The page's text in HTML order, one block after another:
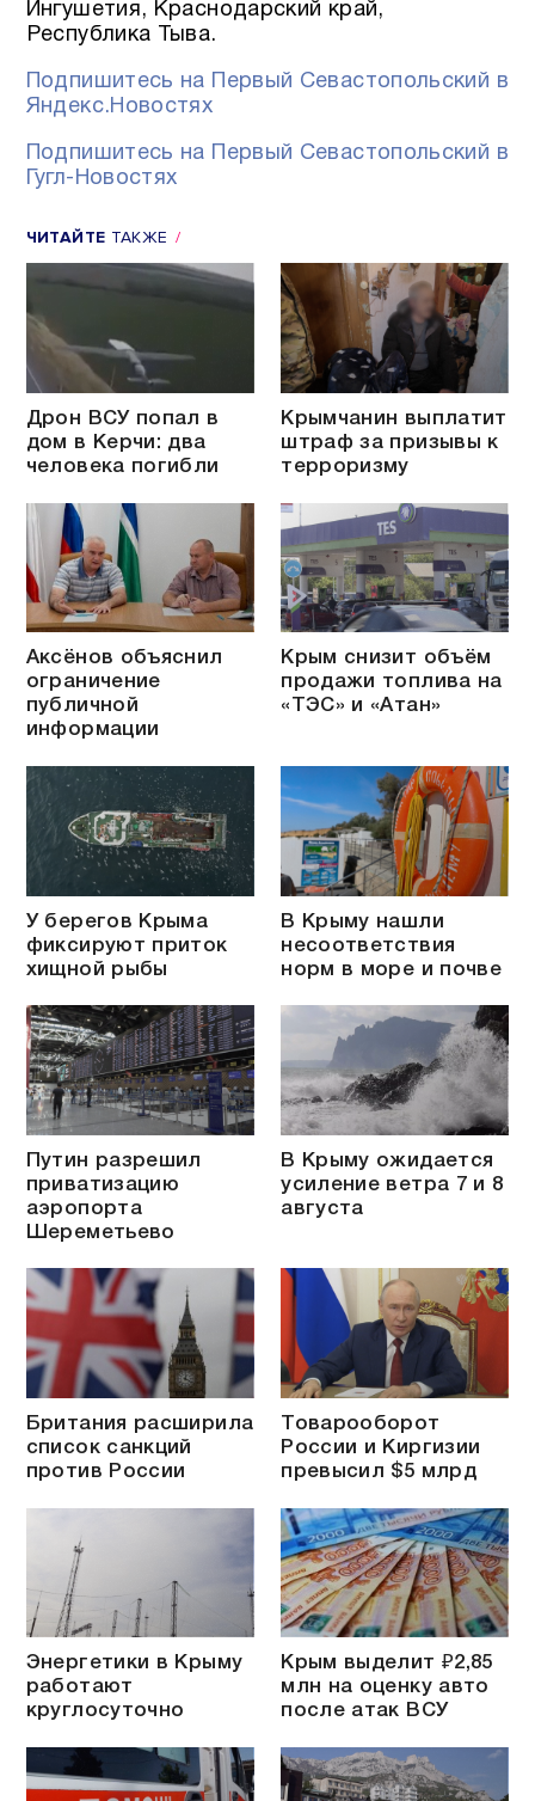
Ингушетия, Краснодарский край,
Республика Тыва.
Подпишитесь на Первый Севастопольский в
Яндекс.Новостях
Подпишитесь на Первый Севастопольский в
Гугл-Новостях
ЧИТАЙТЕ ТАКЖЕ
Дрон ВСУ попал в
дом в Керчи: два
человека погибли
Крымчанин выплатит
штраф за призывы к
терроризму
Аксёнов объяснил
ограничение
публичной
информации
Крым снизит объём
продажи топлива на
«ТЭС» и «Атан»
У берегов Крыма
фиксируют приток
хищной рыбы
В Крыму нашли
несоответствия
норм в море и почве
Путин разрешил
приватизацию
аэропорта
Шереметьево
В Крыму ожидается
усиление ветра 7 и 8
августа
Британия расширила
список санкций
против России
Товарооборот
России и Киргизии
превысил $5 млрд
Энергетики в Крыму
работают
круглосуточно
Крым выделит ₽2,85
млн на оценку авто
после атак ВСУ